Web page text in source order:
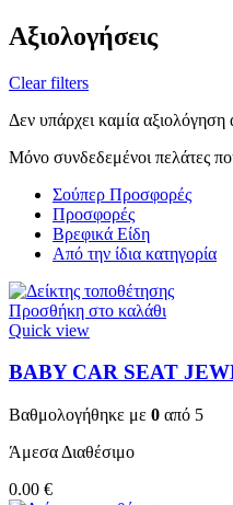
Αξιολογήσεις
Clear filters
Δεν υπάρχει καμία αξιολόγηση
Μόνο συνδεδεμένοι πελάτες
Σούπερ Προσφορές
Προσφορές
Βρεφικά Είδη
Από την ίδια κατηγορία
Προσθήκη στο καλάθι
Quick view
BABY CAR SEAT
Βαθμολογήθηκε με 0 από 5
Άμεσα Διαθέσιμο
0.00 €